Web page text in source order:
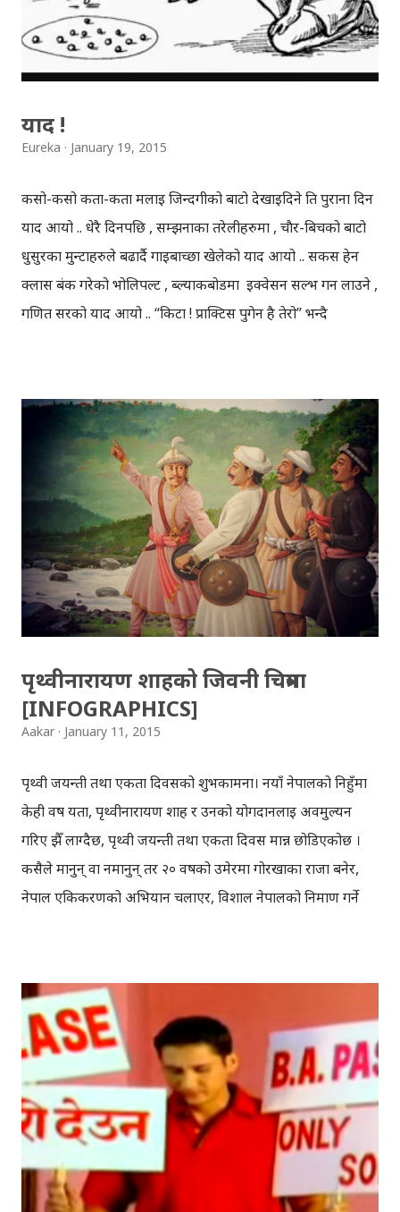
याद !
Eureka January 19, 2015
कसो-कसो कता-कता मलाई जिन्दगीको बाटो देखाईदिने ति पुराना दिन
याद आयो .. धेरै दिनपछि , सम्झनाका तरेलीहरुमा , चाैर-बिचको बाटो
धुसुरका मुन्टाहरुले बढार्दै गाईबाच्छा खेलेको याद आयो .. सर्कस हेर्न
क्लास बंक गरेको भोलिपल्ट , ब्ल्याकबोर्डमा इक्वेसन सल्भ गर्न लाउने ,
गणित सरको याद आयो .. “किटा ! प्राक्टिस पुगेन है तेरो” भन्दै
हाँसेको याद आयो .. दाँई गर्ने गोरु धपाउदै परालमा गुडुल्कि खेलेको याद
आयो , आहा ! कस्तो मिठो हुन्थ्यो मस्याम र चिउराको खाजा , साँधेको
गुन्द्रुकसँगै खाएको याद आयो ... के याद आएन भन्नु धेरै कुरा झल्झलि
याद आयो मलाई जिन्दगीको बाटो देखाइदिने ति पुराना दिनको याद
आयो ... Contributed by: A friend! Image courtesy:
4to40.com
पृथ्वीनारायण शाहको जिवनी चित्रमा
[INFOGRAPHICS]
Aakar January 11, 2015
पृथ्वी जयन्ती तथा एकता दिवसको शुभकामना। नयाँ नेपालको निहुँमा
केही वर्ष यता, पृथ्वीनारायण शाह र उनको योगदानलाई अवमुल्यन
गरिए झैँ लाग्दैछ, पृथ्वी जयन्ती तथा एकता दिवस मान्न छोडिएकोछ ।
कसैले मानुन् वा नमानुन् तर २० वर्षको उमेरमा गोरखाका राजा बनेर,
नेपाल एकिकरणको अभियान चलाएर, विशाल नेपालको निर्माण गर्ने
कार्यको सुरुवात गरेकाथिए । त्यही राज्य विस्तारको अभियानबाट
विशाल 'नेपाल'को निर्माण भएको हो, त्यसैले त आज सगर्व 'नेपाल' र
'नेपाली' भन्न पाइएकोछ । उनले आफ्नो शासनकालमै १८२५ मा
काठमाडौँ र ललितपुर अनि १८२६ मा भक्तपुरमाथि बिजय प्राप्त
गरेकाथिए । त्यसअघि काठमाडौँका राजा जयप्रकाश मल्लको
आग्रहमा, अंग्रेजी सेनाका कप्तान किन्लाकको नेतृत्वमा आएको
टोलीलाई गोरखाली फौजले परास्त गरेर सिन्धुलीगढीबाट नै
फर्काइदिएका थियो । हामीले पृथ्वीनारायण शाहलाई बिर्सदैँ गएको